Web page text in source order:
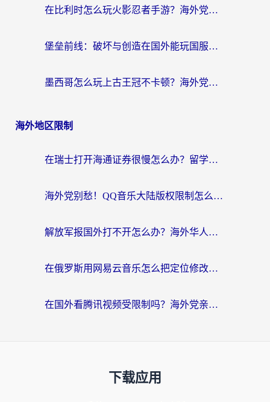
在比利时怎么玩火影忍者手游？海外党亲测有效的国服游戏加速指南
堡垒前线：破坏与创造在国外能玩国服吗？海外玩家国服畅玩终极指南
墨西哥怎么玩上古王冠不卡顿？海外党国服游戏加速器选择全攻略
海外地区限制
在瑞士打开海通证券很慢怎么办？留学生&海外华人的回国加速全攻略
海外党别愁！QQ音乐大陆版权限制怎么破？附咪咕视频、B站地区限制解除全攻略
解放军报国外打不开怎么办？海外华人必备回国加速指南，看奥运拳击、听酷狗音乐全搞定
在俄罗斯用网易云音乐怎么把定位修改到中国国内？海外党听歌自由的钥匙找到了
在国外看腾讯视频受限制吗？海外党亲测有效的回国加速器选择指南
下载应用